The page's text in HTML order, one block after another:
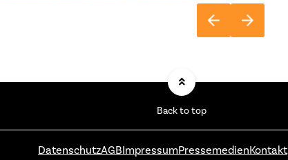
Back to top
DatenschutzAGBImpressumPressemedienKontakt